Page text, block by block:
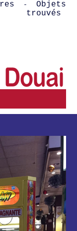
-
Objets
trouvés